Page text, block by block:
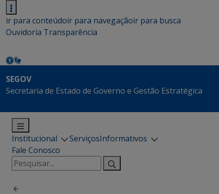
ir para conteúdoir para navegaçãoir para busca
Ouvidoria Transparência
SEGOV
Secretaria de Estado de Governo e Gestão Estratégica
Institucional ServiçosInformativos
Fale Conosco
Pesquisar
por: